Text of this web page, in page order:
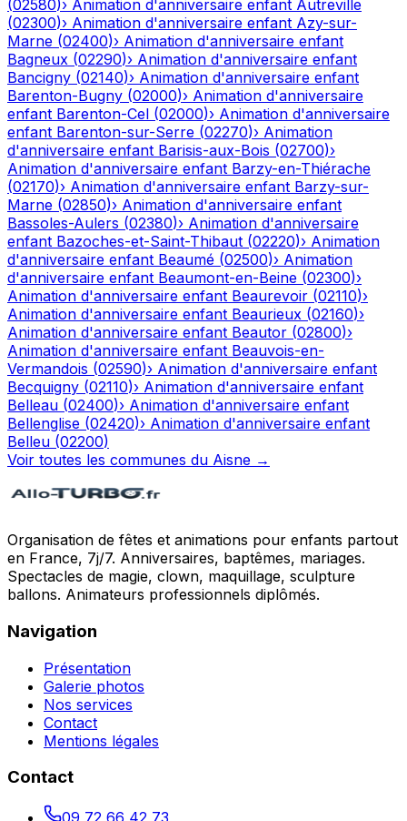
(02580)› Animation d'anniversaire enfant Autreville
(02300)› Animation d'anniversaire enfant Azy-sur-
Marne (02400)› Animation d'anniversaire enfant
Bagneux (02290)› Animation d'anniversaire enfant
Bancigny (02140)› Animation d'anniversaire enfant
Barenton-Bugny (02000)› Animation d'anniversaire
enfant Barenton-Cel (02000)› Animation d'anniversaire
enfant Barenton-sur-Serre (02270)› Animation
d'anniversaire enfant Barisis-aux-Bois (02700)›
Animation d'anniversaire enfant Barzy-en-Thiérache
(02170)› Animation d'anniversaire enfant Barzy-sur-
Marne (02850)› Animation d'anniversaire enfant
Bassoles-Aulers (02380)› Animation d'anniversaire
enfant Bazoches-et-Saint-Thibaut (02220)› Animation
d'anniversaire enfant Beaumé (02500)› Animation
d'anniversaire enfant Beaumont-en-Beine (02300)›
Animation d'anniversaire enfant Beaurevoir (02110)›
Animation d'anniversaire enfant Beaurieux (02160)›
Animation d'anniversaire enfant Beautor (02800)›
Animation d'anniversaire enfant Beauvois-en-
Vermandois (02590)› Animation d'anniversaire enfant
Becquigny (02110)› Animation d'anniversaire enfant
Belleau (02400)› Animation d'anniversaire enfant
Bellenglise (02420)› Animation d'anniversaire enfant
Belleu (02200)
Voir toutes les communes du Aisne →
Organisation de fêtes et animations pour enfants partout
en France, 7j/7. Anniversaires, baptêmes, mariages.
Spectacles de magie, clown, maquillage, sculpture
ballons. Animateurs professionnels diplômés.
Navigation
Présentation
Galerie photos
Nos services
Contact
Mentions légales
Contact
09 72 66 42 73